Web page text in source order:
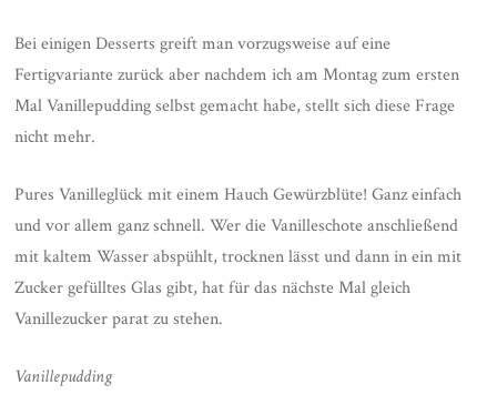
Bei einigen Desserts greift man vorzugsweise auf eine
Fertigvariante zurück aber nachdem ich am Montag zum ersten
Mal Vanillepudding selbst gemacht habe, stellt sich diese Frage
nicht mehr.
Pures Vanilleglück mit einem Hauch Gewürzblüte! Ganz einfach
und vor allem ganz schnell. Wer die Vanilleschote anschließend
mit kaltem Wasser abspühlt, trocknen lässt und dann in ein mit
Zucker gefülltes Glas gibt, hat für das nächste Mal gleich
Vanillezucker parat zu stehen.
Vanillepudding